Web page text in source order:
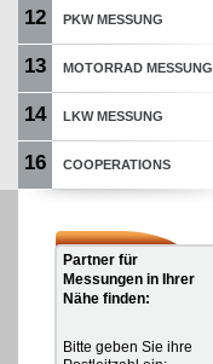
12 PKW MESSUNG
13 MOTORRAD MESSUNG
14 LKW MESSUNG
16 COOPERATIONS
Partner für
Messungen in Ihrer
Nähe finden:
Bitte geben Sie ihre